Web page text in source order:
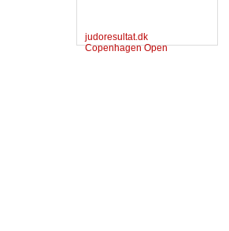
judoresultat.dk
Copenhagen Open